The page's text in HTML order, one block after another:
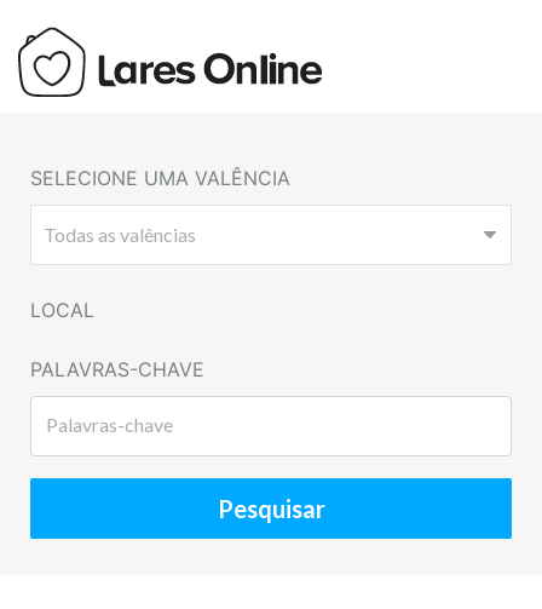
SELECIONE UMA VALÊNCIA
LOCAL
PALAVRAS-CHAVE
Pesquisar